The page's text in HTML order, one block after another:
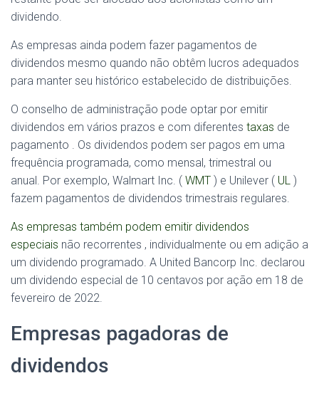
dividendo.
As empresas ainda podem fazer pagamentos de
dividendos mesmo quando não obtêm lucros adequados
para manter seu histórico estabelecido de distribuições.
O conselho de administração pode optar por emitir
dividendos em vários prazos e com diferentes taxas de
pagamento . Os dividendos podem ser pagos em uma
frequência programada, como mensal, trimestral ou
anual. Por exemplo, Walmart Inc. ( WMT ) e Unilever ( UL )
fazem pagamentos de dividendos trimestrais regulares.
As empresas também podem emitir dividendos
especiais não recorrentes , individualmente ou em adição a
um dividendo programado. A United Bancorp Inc. declarou
um dividendo especial de 10 centavos por ação em 18 de
fevereiro de 2022.
Empresas pagadoras de
dividendos